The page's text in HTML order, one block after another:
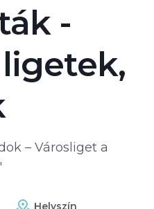
-
– Városliget a
Helyszín